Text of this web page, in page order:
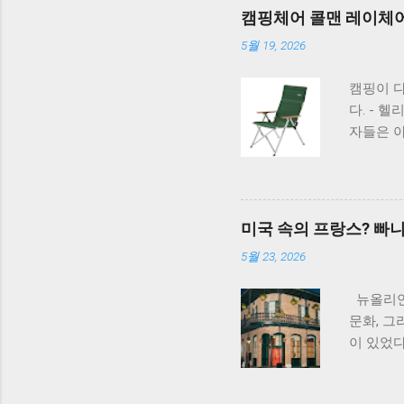
캠핑체어 콜맨 레이체
5월 19, 2026
캠핑이
다. - 헬
자들은
남기면
번에 한
1,2,3
보니 너
는 이
너무 좋
를 사서
미국 속의 프랑스? 빠
5월 23, 2026
뉴올리
문화, 그
이 있었
변 식